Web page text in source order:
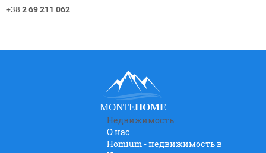
+38 2 69 211 062
MONTEHOME
Недвижимость
О нас
Homium - недвижимость в